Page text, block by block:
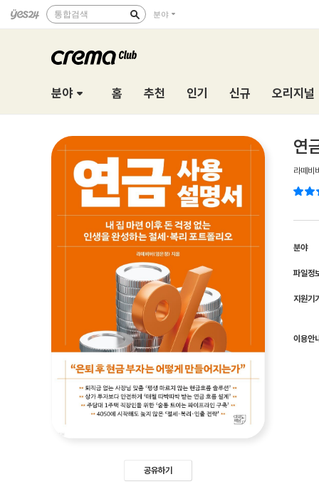
통합검색 분야
분야 홈 추천 인기 신규 오리지널
공유하기
연
라떼비
분야
파일정
지원기
이용안